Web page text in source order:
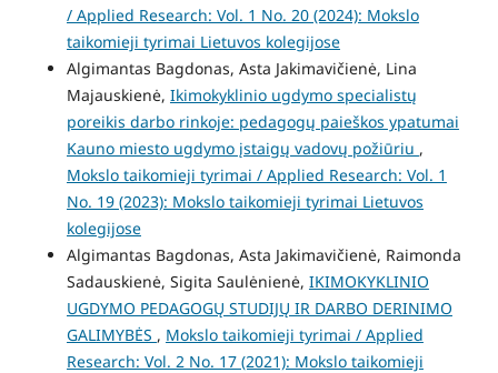
/ Applied Research: Vol. 1 No. 20 (2024): Mokslo
taikomieji tyrimai Lietuvos kolegijose
Algimantas Bagdonas, Asta Jakimavičienė, Lina
Majauskienė, Ikimokyklinio ugdymo specialistų
poreikis darbo rinkoje: pedagogų paieškos ypatumai
Kauno miesto ugdymo įstaigų vadovų požiūriu ,
Mokslo taikomieji tyrimai / Applied Research: Vol. 1
No. 19 (2023): Mokslo taikomieji tyrimai Lietuvos
kolegijose
Algimantas Bagdonas, Asta Jakimavičienė, Raimonda
Sadauskienė, Sigita Saulėnienė, IKIMOKYKLINIO
UGDYMO PEDAGOGŲ STUDIJŲ IR DARBO DERINIMO
GALIMYBĖS , Mokslo taikomieji tyrimai / Applied
Research: Vol. 2 No. 17 (2021): Mokslo taikomieji